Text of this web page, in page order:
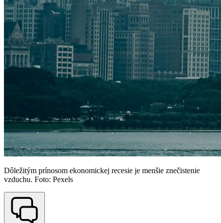
Dôležitým prínosom ekonomickej recesie je menšie znečistenie
vzduchu. Foto: Pexels